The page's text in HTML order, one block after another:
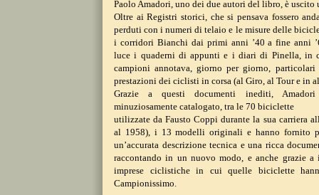
Paolo Amadori, uno dei due autori del libro, è uscito
Oltre ai Registri storici, che si pensava fossero
perduti con i numeri di telaioe le misure delle
i corridori Bianchi dai primi anni ’40 a fine anni
luce i quaderni di appunti e i diaridi Pinella, in
campioni annotava,giorno per giorno,
prestazioni dei ciclisti in corsa (al Giro, al Toure in
Grazie a questi documenti inediti,
minuziosamente catalogato, tra le 70 biciclette
utilizzate da Fausto Coppi durante la sua carriera
al 1958), i 13 modelli originali e hanno fornito
un’accurata descrizionetecnica e una ricca
raccontandoin un nuovo modo, e anche grazie
imprese ciclistiche in cui quelle biciclette
Campionissimo.